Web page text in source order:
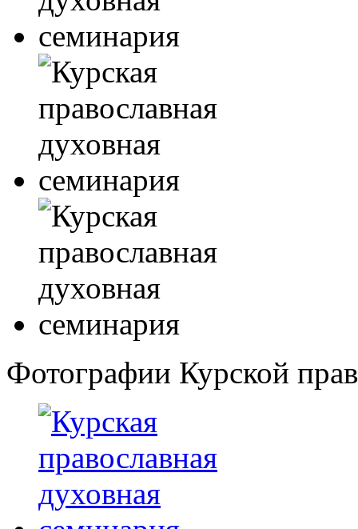
Фотографии Курской